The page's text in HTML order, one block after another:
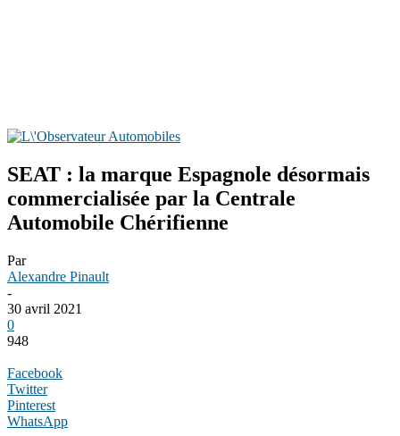
SEAT : la marque Espagnole désormais
commercialisée par la Centrale
Automobile Chérifienne
Par
Alexandre Pinault
-
30 avril 2021
0
948
Facebook
Twitter
Pinterest
WhatsApp